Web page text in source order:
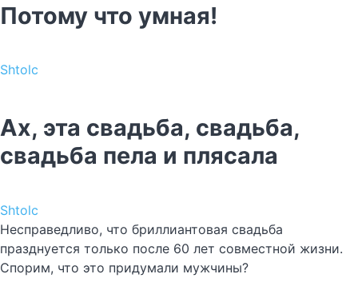
Потому что умная!
Shtolc
Ах, эта свадьба, свадьба,
свадьба пела и плясала
Shtolc
Несправедливо, что бриллиантовая свадьба
празднуется только после 60 лет совместной жизни.
Спорим, что это придумали мужчины?